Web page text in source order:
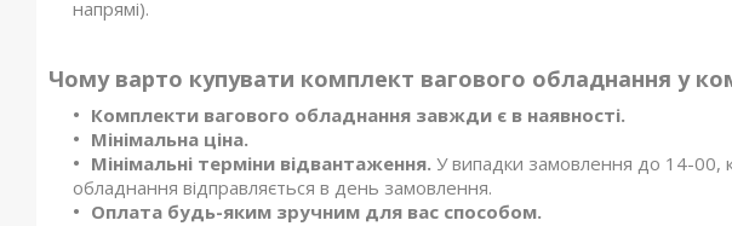
напрямі).
Чому варто купувати комплект вагового обладнання у
Комплекти вагового обладнання завжди є в наявності.
Мінімальна ціна.
Мінімальні терміни відвантаження. У випадки замовлення до 14-00,
обладнання відправляється в день замовлення.
Оплата будь-яким зручним для вас способом.